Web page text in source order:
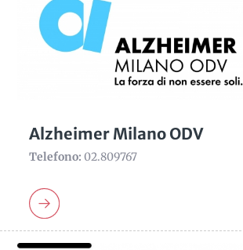
Alzheimer Milano ODV
Telefono: 02.809767